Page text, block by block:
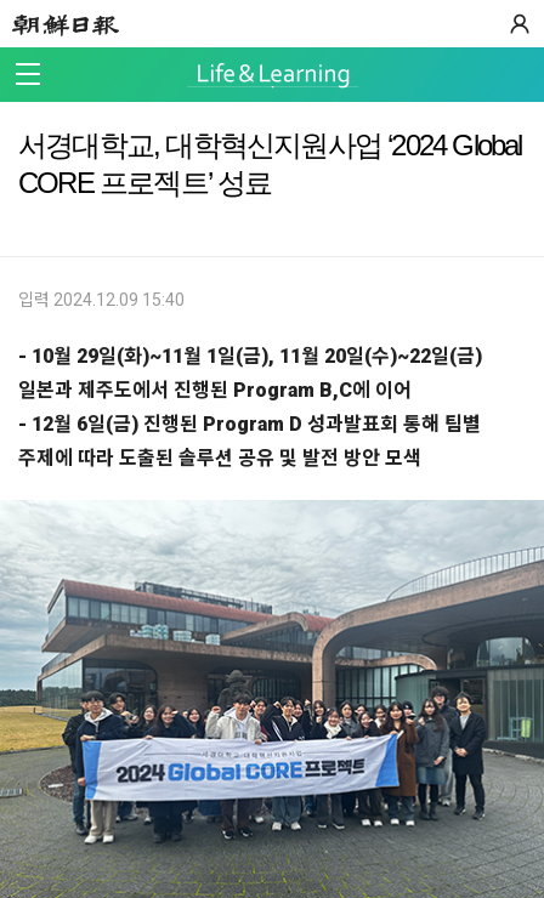
서경대학교, 대학혁신지원사업 ‘2024 Global
CORE 프로젝트’ 성료
입력 2024.12.09 15:40
- 10월 29일(화)~11월 1일(금), 11월 20일(수)~22일(금)
일본과 제주도에서 진행된 Program B,C에 이어
- 12월 6일(금) 진행된 Program D 성과발표회 통해 팀별
주제에 따라 도출된 솔루션 공유 및 발전 방안 모색